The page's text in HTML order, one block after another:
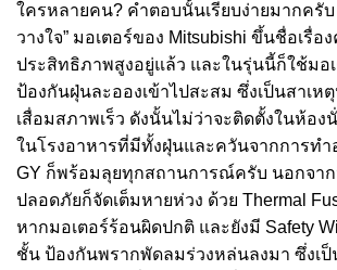
ใครหลายคน? คำตอบนั้นเรียบง่ายมากครั
วางใจ” มอเตอร์ของ Mitsubishi ขึ้นชื่อเรื่
ประสิทธิภาพสูงอยู่แล้ว และในรุ่นนี้ก็ใช้มอ
ป้องกันฝุ่นละอองเข้าไปสะสม ซึ่งเป็นสาเ
เสื่อมสภาพเร็ว ดังนั้นไม่ว่าจะติดตั้งในห้อง
ในโรงอาหารที่มีทั้งฝุ่นและควันจากการทำ
GY ก็พร้อมลุยทุกสถานการณ์ครับ นอกจาก
ปลอดภัยก็จัดเต็มหายห่วง ด้วย Thermal
หากมอเตอร์ร้อนผิดปกติ และยังมี Safety
ชั้น ป้องกันพรากพัดลมร่วงหล่นลงมา ซึ่งเ